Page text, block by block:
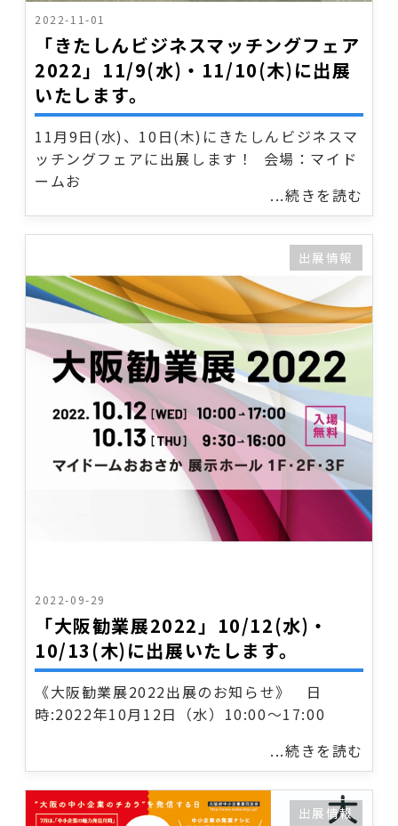
2022-11-01
「きたしんビジネスマッチングフェア
2022」11/9(水)・11/10(木)に出展
いたします。
11月9日(水)、10日(木)にきたしんビジネスマ
ッチングフェアに出展します！ 会場：マイド
ームお
...続きを読む
2022-09-29
「大阪勧業展2022」10/12(水)・
10/13(木)に出展いたします。
出展情報
《大阪勧業展2022出展のお知らせ》 日
時:2022年10月12日（水）10:00～17:00
...続きを読む
出展情報